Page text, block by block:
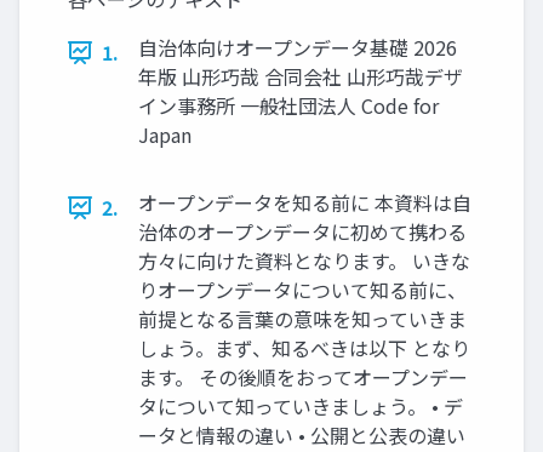
1.
自治体向けオープンデータ基礎 2026
年版 山形巧哉 合同会社 山形巧哉デザ
イン事務所 一般社団法人 Code for
Japan
2.
オープンデータを知る前に 本資料は自
治体のオープンデータに初めて携わる
方々に向けた資料となります。 いきな
りオープンデータについて知る前に、
前提となる言葉の意味を知っていきま
しょう。まず、知るべきは以下 となり
ます。 その後順をおってオープンデー
タについて知っていきましょう。 • デ
ータと情報の違い • 公開と公表の違い